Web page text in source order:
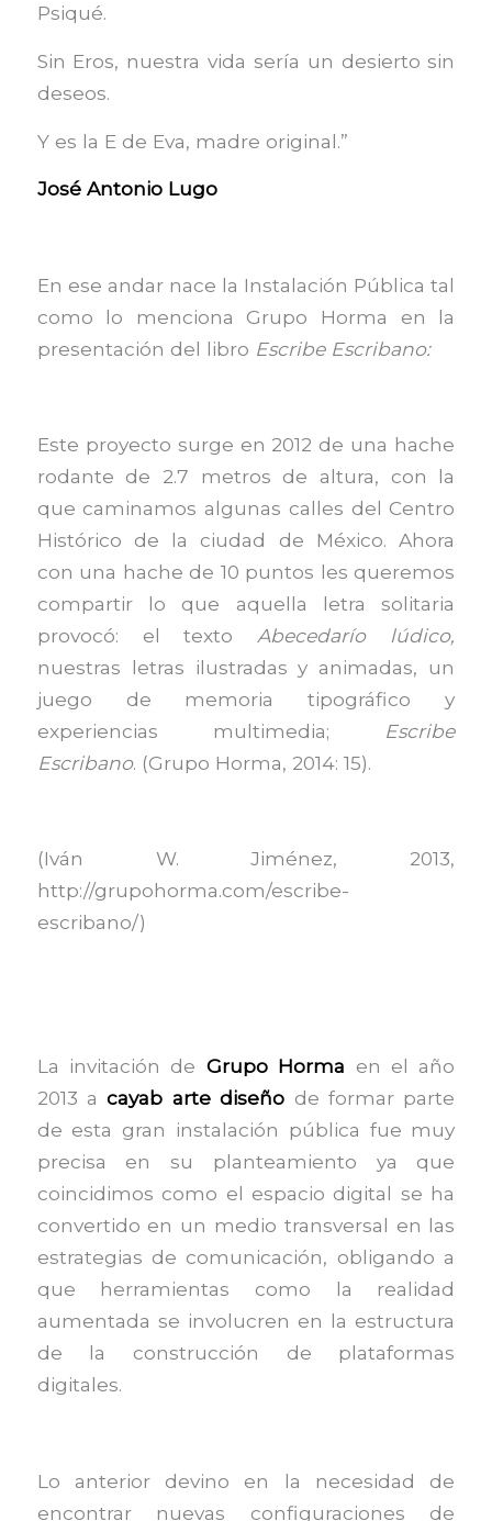
Psiqué.
Sin Eros, nuestra vida sería un desierto sin
deseos.
Y es la E de Eva, madre original.”
José Antonio Lugo
En ese andar nace la Instalación Pública tal
como lo menciona Grupo Horma en la
presentación del libro Escribe Escribano:
Este proyecto surge en 2012 de una hache
rodante de 2.7 metros de altura, con la
que caminamos algunas calles del Centro
Histórico de la ciudad de México. Ahora
con una hache de 10 puntos les queremos
compartir lo que aquella letra solitaria
provocó: el texto Abecedarío lúdico,
nuestras letras ilustradas y animadas, un
juego de memoria tipográfico y
experiencias multimedia; Escribe
Escribano. (Grupo Horma, 2014: 15).
(Iván W. Jiménez, 2013,
http://grupohorma.com/escribe-
escribano/)
La invitación de Grupo Horma en el año
2013 acayab arte diseño de formar parte
de esta gran instalación pública fue muy
precisa en su planteamiento ya que
coincidimos como el espacio digital se ha
convertido en un medio transversal en las
estrategias de comunicación, obligando a
que herramientas como la realidad
aumentada se involucren en la estructura
de la construcción de plataformas
digitales.
Lo anterior devino en la necesidad de
encontrar nuevas configuraciones de